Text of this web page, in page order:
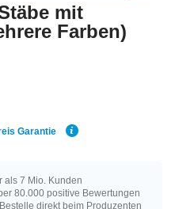
mit
Farben)
Garantie
als 7 Mio. Kunden
80.000 positive Bewertungen
Bestelle direkt beim Produzenten